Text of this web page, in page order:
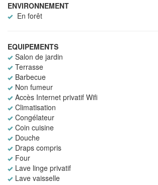
ENVIRONNEMENT
En forêt
EQUIPEMENTS
Salon de jardin
Terrasse
Barbecue
Non fumeur
Accès Internet privatif Wifi
Climatisation
Congélateur
Coin cuisine
Douche
Draps compris
Four
Lave linge privatif
Lave vaisselle